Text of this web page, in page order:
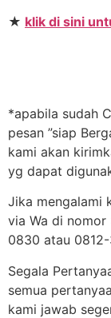
★ klik di sini
*apabila sudah
pesan ”siap
kami akan
yg dapat
Jika mengalami
via Wa di
0830 atau
Segala
semua
kami jawab